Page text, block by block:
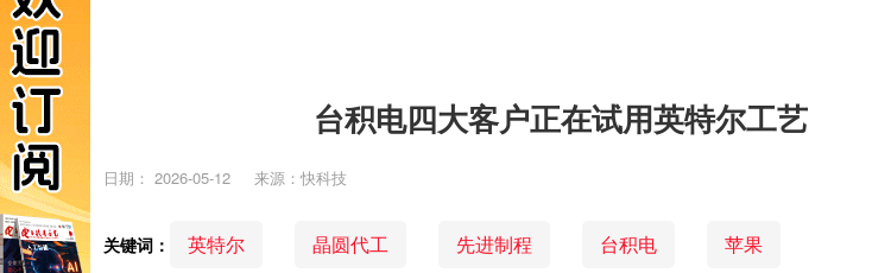
台积电四大客户正在试用英特尔工艺
日期： 2026-05-12 来源：快科技
关键词： 英特尔 晶圆代工 先进制程 台积电 苹果